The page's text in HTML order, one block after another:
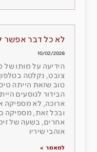
לא כל דבר אפשר
10/02/2026
הידיעה על מותו של
צובט, נקלטה
טוב שזאת הייתה
הבידור לנוסעים
ארוכה, לא מספיקה
ובכל זאת, מספיקה
אחרים, בשעה של
אוהבי שיריו
למאמר »